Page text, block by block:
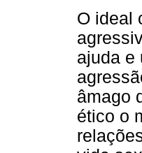
O ideal
ajuda e
âmago
ético o